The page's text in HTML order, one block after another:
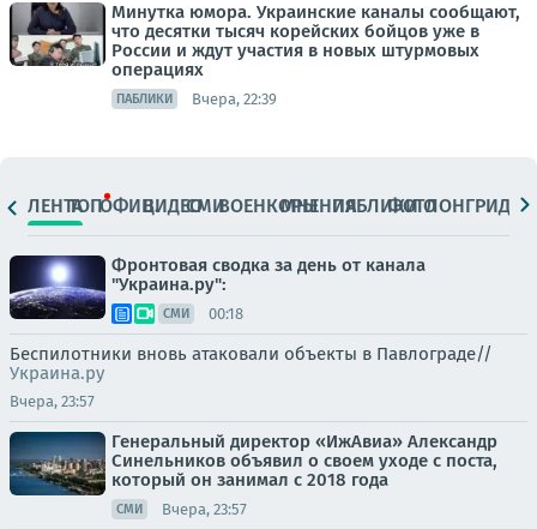
Минутка юмора. Украинские каналы сообщают,
что десятки тысяч корейских бойцов уже в
России и ждут участия в новых штурмовых
операциях
ПАБЛИКИ Вчера, 22:39
ЛЕНТАТОПОФИЦ.ВИДЕОСМИВОЕНКОРЫМНЕНИЯПАБЛИКИ
ФОТОЛОНГРИДЫ
Фронтовая сводка за день от канала
"Украина.ру":
СМИ 00:18
Беспилотники вновь атаковали объекты в Павлограде//
Украина.ру
Вчера, 23:57
Генеральный директор «ИжАвиа» Александр
Синельников объявил о своем уходе с поста,
который он занимал с 2018 года
СМИ Вчера, 23:57